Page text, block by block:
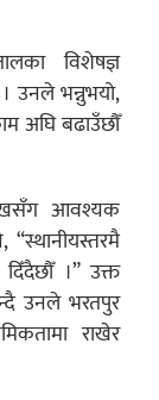
विशेषज्ञ
उनले भन्नुभयो,
अघि बढाउँछौँ
आवश्यक
।” उक्त
उनले भरतपुर
राखेर